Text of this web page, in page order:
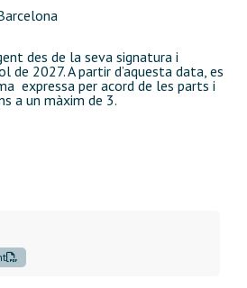
des de la seva signatura i
2027. A partir d’aquesta data, es
expressa per acord de les parts i
a un màxim de 3.